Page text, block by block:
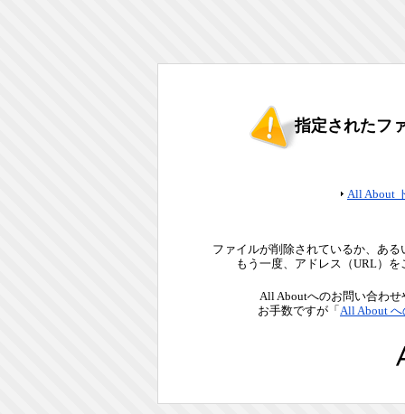
指定されたフ
All About
ファイルが削除されているか、あ
もう一度、アドレス（URL）
All Aboutへのお問い合わ
お手数ですが「 All About